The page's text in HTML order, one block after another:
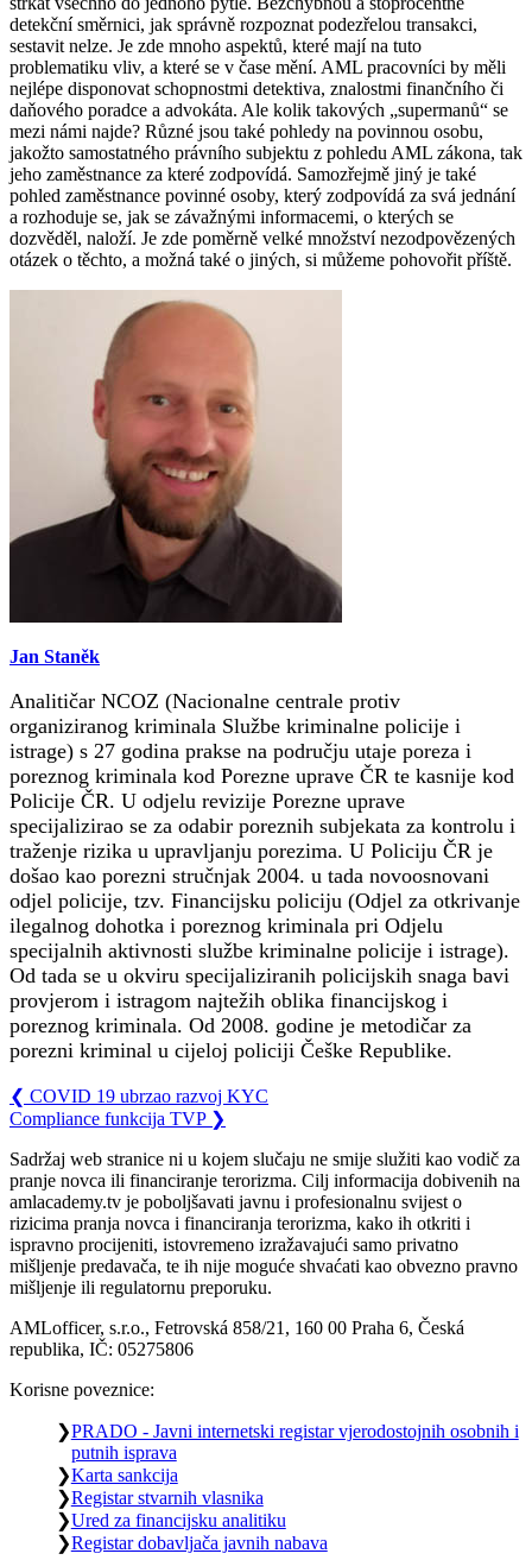
detekční směrnici, jak správně rozpoznat podezřelou transakci,
sestavit nelze. Je zde mnoho aspektů, které mají na tuto
problematiku vliv, a které se v čase mění. AML pracovníci by měli
nejlépe disponovat schopnostmi detektiva, znalostmi finančního či
daňového poradce a advokáta. Ale kolik takových „supermanů“ se
mezi námi najde? Různé jsou také pohledy na povinnou osobu,
jakožto samostatného právního subjektu z pohledu AML zákona, tak
jeho zaměstnance za které zodpovídá. Samozřejmě jiný je také
pohled zaměstnance povinné osoby, který zodpovídá za svá jednání
a rozhoduje se, jak se závažnými informacemi, o kterých se
dozvěděl, naloží. Je zde poměrně velké množství nezodpovězených
otázek o těchto, a možná také o jiných, si můžeme pohovořit příště.
Jan Staněk
Analitičar NCOZ (Nacionalne centrale protiv
organiziranog kriminala Službe kriminalne policije i
istrage) s 27 godina prakse na području utaje poreza i
poreznog kriminala kod Porezne uprave ČR te kasnije kod
Policije ČR. U odjelu revizije Porezne uprave
specijalizirao se za odabir poreznih subjekata za kontrolu i
traženje rizika u upravljanju porezima. U Policiju ČR je
došao kao porezni stručnjak 2004. u tada novoosnovani
odjel policije, tzv. Financijsku policiju (Odjel za otkrivanje
ilegalnog dohotka i poreznog kriminala pri Odjelu
specijalnih aktivnosti službe kriminalne policije i istrage).
Od tada se u okviru specijaliziranih policijskih snaga bavi
provjerom i istragom najtežih oblika financijskog i
poreznog kriminala. Od 2008. godine je metodičar za
porezni kriminal u cijeloj policiji Češke Republike.
❮ COVID 19 ubrzao razvoj KYC
Compliance funkcija TVP ❯
Sadržaj web stranice ni u kojem slučaju ne smije služiti kao vodič za
pranje novca ili financiranje terorizma. Cilj informacija dobivenih na
amlacademy.tv je poboljšavati javnu i profesionalnu svijest o
rizicima pranja novca i financiranja terorizma, kako ih otkriti i
ispravno procijeniti, istovremeno izražavajući samo privatno
mišljenje predavača, te ih nije moguće shvaćati kao obvezno pravno
mišljenje ili regulatornu preporuku.
AMLofficer, s.r.o., Fetrovská 858/21, 160 00 Praha 6, Česká
republika, IČ: 05275806
Korisne poveznice:
PRADO - Javni internetski registar vjerodostojnih osobnih i
putnih isprava
Karta sankcija
Registar stvarnih vlasnika
Ured za financijsku analitiku
Registar dobavljača javnih nabava